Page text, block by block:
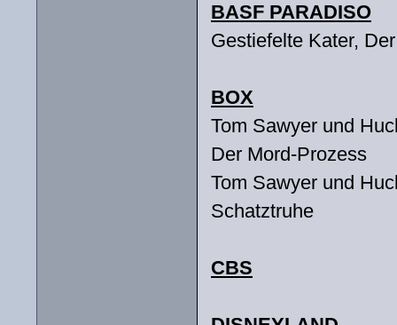
BASF PARADISO
Gestiefelte Kater, Der
BOX
Tom Sawyer und
Der Mord-Prozess
Tom Sawyer und
Schatztruhe
CBS